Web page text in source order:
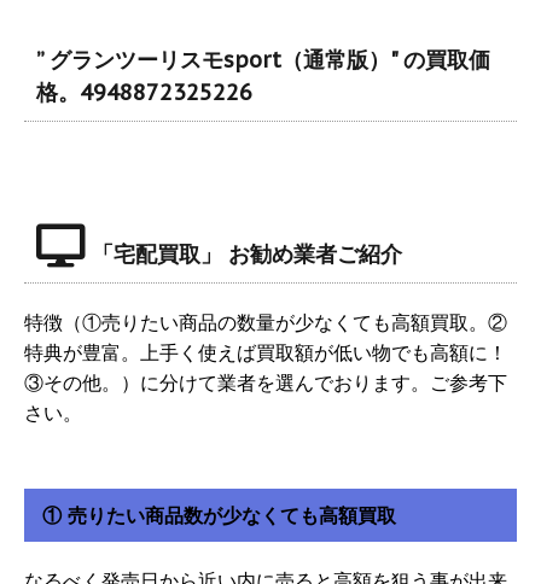
” グランツーリスモsport（通常版）" の買取価
格。4948872325226
「宅配買取」 お勧め業者ご紹介
特徴（①売りたい商品の数量が少なくても高額買取。②
特典が豊富。上手く使えば買取額が低い物でも高額に！
③その他。）に分けて業者を選んでおります。ご参考下
さい。
① 売りたい商品数が少なくても高額買取